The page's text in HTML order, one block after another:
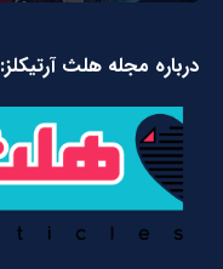
درباره مجله هلث آرتیکلز: